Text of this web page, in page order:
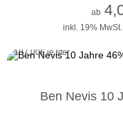
inkl. 19% MwSt.
ab
107,00€ je liter
Ben Nevis 10